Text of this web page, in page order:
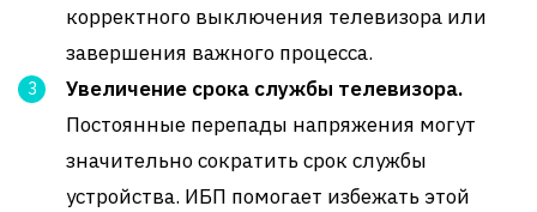
корректного выключения телевизора или
завершения важного процесса.
Увеличение срока службы телевизора.
Постоянные перепады напряжения могут
значительно сократить срок службы
устройства. ИБП помогает избежать этой